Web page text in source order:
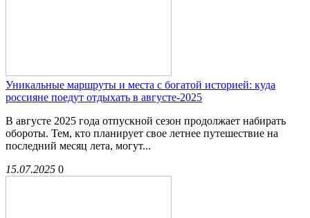
Уникальные маршруты и места с богатой историей: куда
россияне поедут отдыхать в августе-2025
В августе 2025 года отпускной сезон продолжает набирать
обороты. Тем, кто планирует свое летнее путешествие на
последний месяц лета, могут...
15.07.2025 0